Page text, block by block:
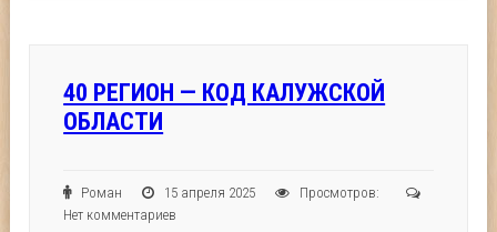
40 РЕГИОН — КОД КАЛУЖСКОЙ
ОБЛАСТИ
Роман 15 апреля 2025
Просмотров:
Нет комментариев